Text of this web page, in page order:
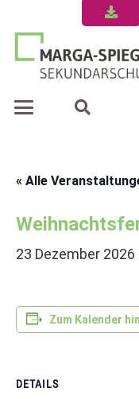
« Alle
23 Dezember 2026
Zum Kalender
DETAILS